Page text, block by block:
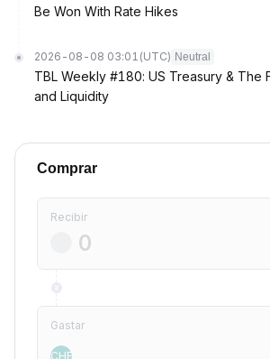
Be Won With Rate Hikes
2026-08-08 03:01 (UTC) Neutral
TBL Weekly #180: US Treasury & The
and Liquidity
Comprar
Recibir
Gastar
CHF